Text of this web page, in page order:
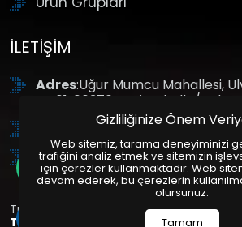
İLETIŞIM
Adres:Uğur Mumcu Mahallesi,
No:61, 06370 Yenimahalle/Ankara
: +90 (312) 354 8888
GSM: +90 (532) 343 4085
Tüm Hakları Saklıdır. | Bu site Us Yazılım
Tasarım
Paketleri ile
Gizliliğinize Önem
Web sitemiz, tarama deneyiminizi
trafiğini analiz etmek ve sitemizin
için çerezler kullanmaktadır. Web
devam ederek, bu çerezlerin
olursunuz.
Tamam